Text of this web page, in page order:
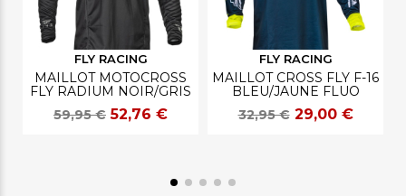
FLY RACING
MAILLOT MOTOCROSS
FLY RADIUM NOIR/GRIS
59,95 € 52,76 €
FLY RACING
MAILLOT CROSS FLY F-16
BLEU/JAUNE FLUO
32,95 € 29,00 €